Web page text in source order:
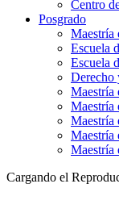
Centro
Posgrado
Maestría
Escuela
Escuela
Derecho
Maestría
Maestría
Maestría
Maestría
Maestría
Cargando el